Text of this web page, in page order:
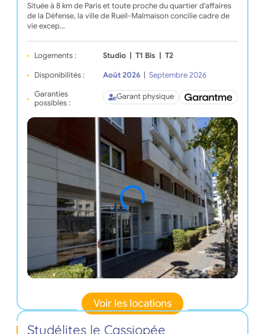
Située à 8 km de Paris et toute proche du quartier d'affaires
de la Défense, la ville de Rueil-Malmaison concilie cadre de
vie excep…
Logements : Studio T1 Bis T2
Disponibilités : Août 2026
Septembre 2026
Garanties
possibles :
Garant physique
Voir les locations
Studélites le Cassiopée